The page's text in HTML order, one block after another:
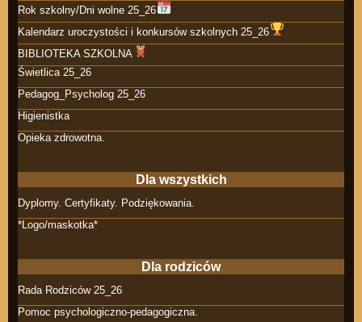
Rok szkolny/Dni wolne 25_26
Kalendarz uroczystości i konkursów szkolnych 25_26
BIBLIOTEKA SZKOLNA
Świetlica 25_26
Pedagog_Psycholog 25_26
Higienistka
Opieka zdrowotna.
Dla wszystkich
Dyplomy. Certyfikaty. Podziękowania.
*Logo/maskotka*
Dla rodziców
Rada Rodziców 25_26
Pomoc psychologiczno-pedagogiczna.